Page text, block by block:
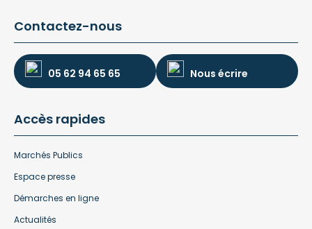
Contactez-nous
05 62 94 65 65 Nous écrire
Accès rapides
Marchés Publics
Espace presse
Démarches en ligne
Actualités